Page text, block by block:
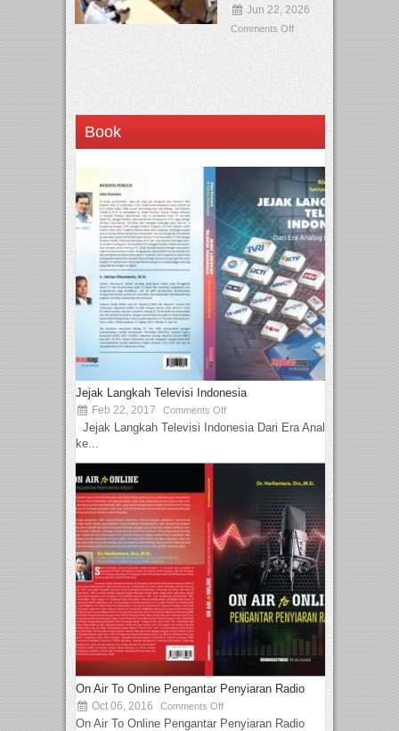
Jun 22, 2026
Comments Off
Book
Jejak Langkah Televisi Indonesia
Feb 22, 2017 Comments Off
Jejak Langkah Televisi Indonesia Dari Era Analog
ke...
On Air To Online Pengantar Penyiaran Radio
Oct 06, 2016 Comments Off
On Air To Online Pengantar Penyiaran Radio